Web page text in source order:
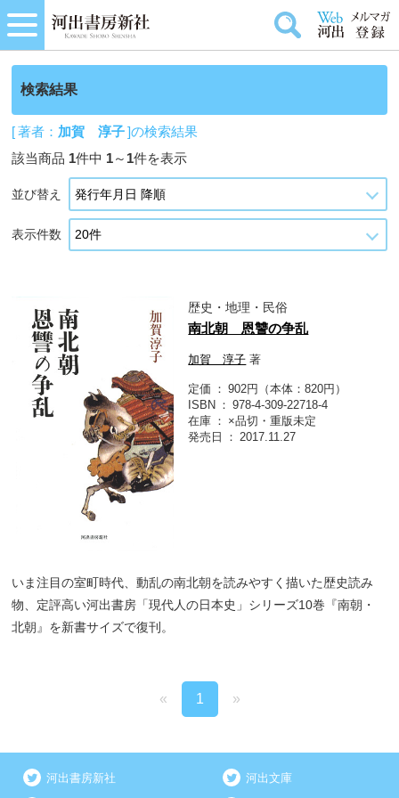
検索結果
[ 著者： 加賀 淳子]の検索結果
該当商品 1件中 1～ 1件を表示
並び替え
表示件数
歴史・地理・民俗
南北朝 恩讐の争乱
加賀 淳子 著
定価
902円（本体：820円）
ISBN
978-4-309-22718-4
在庫
×品切・重版未定
発売日
2017.11.27
いま注目の室町時代、動乱の南北朝を読みやすく描いた歴史読み
物、定評高い河出書房「現代人の日本史」シリーズ10巻『南朝・
北朝』を新書サイズで復刊。
« 1 »
河出書房新社 河出文庫